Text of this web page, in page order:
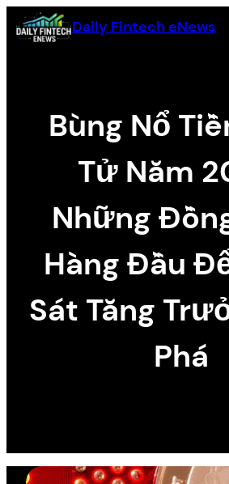
Skip
to
Daily Fintech eNews
Bùng Nổ
Tử Năm
Những
Hàng Đầu
Sát Tăng
Phá